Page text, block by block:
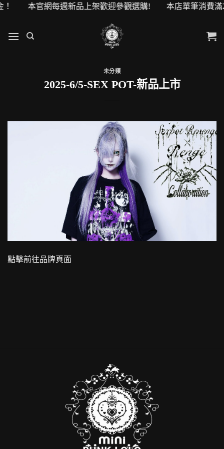
！ 本官網每週新品上架歡迎參觀選購! 本店單筆消費滿
未分類
2025-6/5-SEX POT-新品上市
點擊前往品牌頁面